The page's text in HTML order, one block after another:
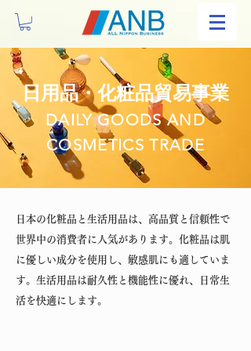
日用品・化粧品貿易事業
DAILY GOODS AND
COSMETICS TRADE
日本の化粧品と生活用品は、高品質と信頼性で
世界中の消費者に人気があります。化粧品は肌
に優しい成分を使用し、敏感肌にも適していま
す。生活用品は耐久性と機能性に優れ、日常生
活を快適にします。